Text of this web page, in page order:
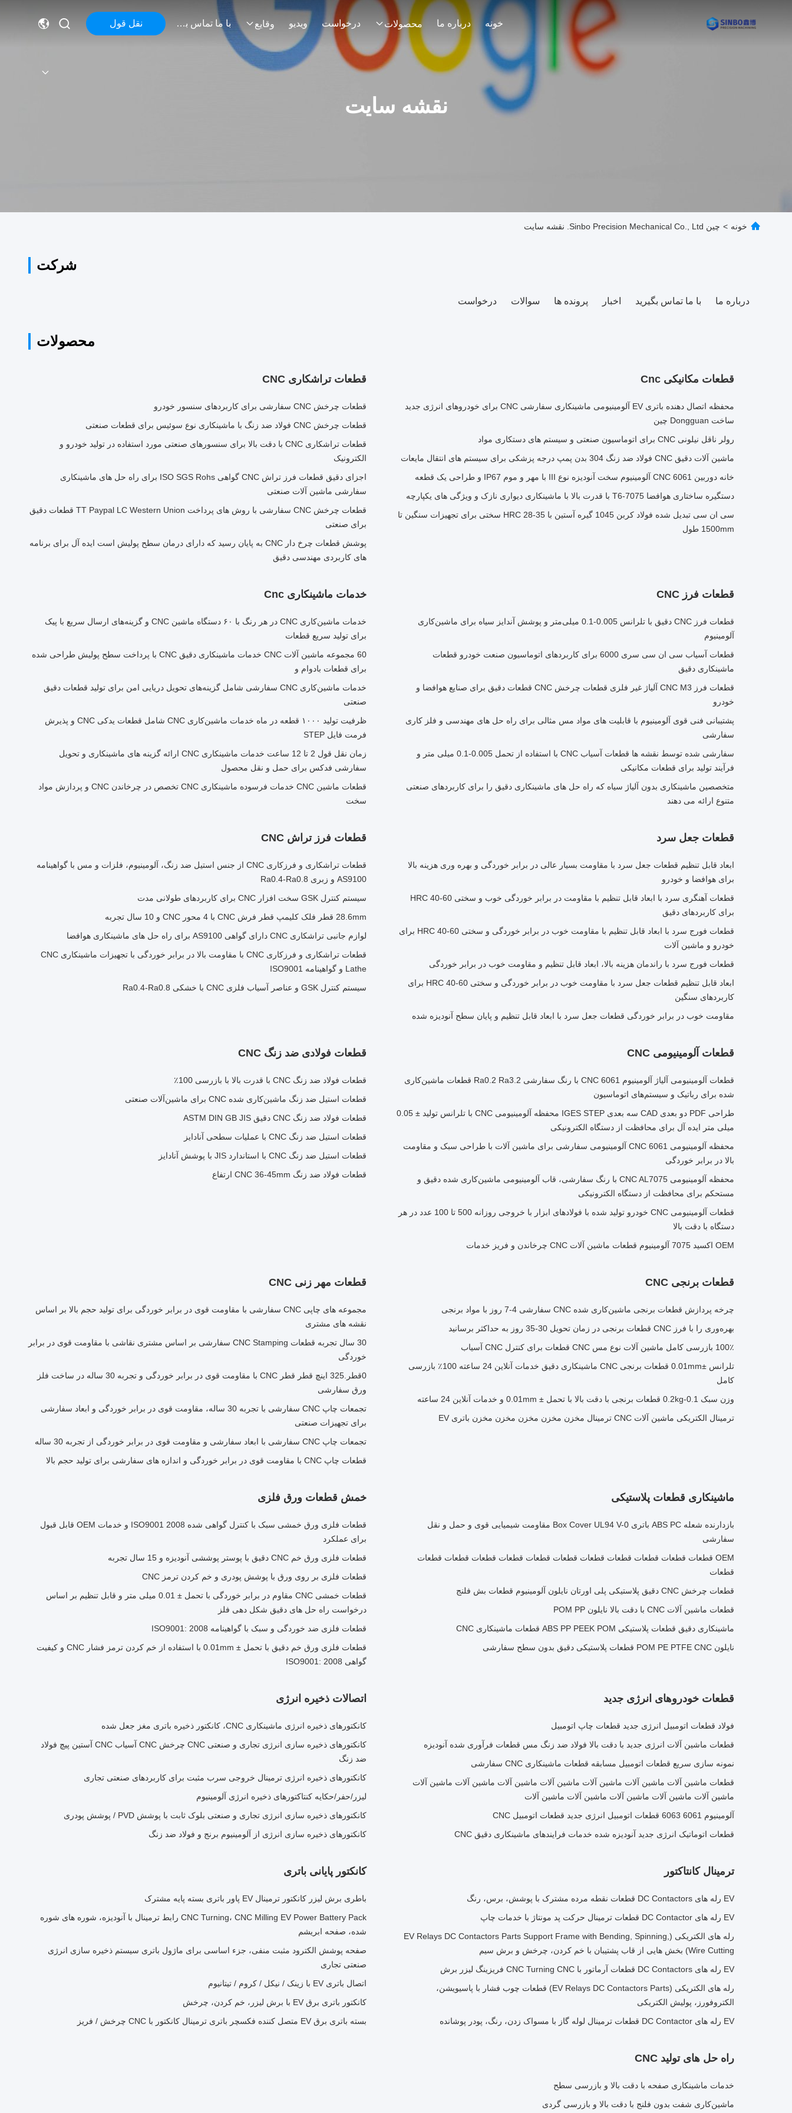
خونه درباره ما محصولات درخواست ویدیو وقایع با ما تماس بگیرید نقل قول
نقشه سایت
خونه > چین Sinbo Precision Mechanical Co., Ltd. نقشه سایت
شرکت
درباره ما با ما تماس بگیرید اخبار پرونده ها سوالات درخواست
محصولات
قطعات مکانیکی Cnc
محفظه اتصال دهنده باتری EV آلومینیومی ماشینکاری سفارشی CNC برای خودروهای انرژی جدید
ساخت Dongguan چین
رولر ناقل نیلونی CNC برای اتوماسیون صنعتی و سیستم های دستکاری مواد
ماشین آلات دقیق CNC فولاد ضد زنگ 304 بدن پمپ درجه پزشکی برای سیستم های انتقال مایعات
خانه دوربین CNC 6061 آلومینیوم سخت آنودیزه نوع III با مهر و موم IP67 و طراحی یک قطعه
دستگیره ساختاری هوافضا 7075-T6 با قدرت بالا با ماشینکاری دیواری نازک و ویژگی های یکپارچه
سی ان سی تبدیل شده فولاد کربن 1045 گیره آستین با HRC 28-35 سختی برای تجهیزات سنگین تا
1500mm طول
قطعات تراشکاری CNC
قطعات چرخش CNC سفارشی برای کاربردهای سنسور خودرو
قطعات چرخش CNC فولاد ضد زنگ با ماشینکاری نوع سوئیس برای قطعات صنعتی
قطعات تراشکاری CNC با دقت بالا برای سنسورهای صنعتی مورد استفاده در تولید خودرو و
الکترونیک
اجزای دقیق قطعات فرز تراش CNC گواهی ISO SGS Rohs برای راه حل های ماشینکاری
سفارشی ماشین آلات صنعتی
قطعات چرخش CNC سفارشی با روش های پرداخت TT Paypal LC Western Union قطعات دقیق
برای صنعتی
پوشش قطعات چرخ دار CNC به پایان رسید که دارای درمان سطح پولیش است ایده آل برای برنامه
های کاربردی مهندسی دقیق
قطعات فرز CNC
قطعات فرز CNC دقیق با تلرانس 0.005-0.1 میلی‌متر و پوشش آندایز سیاه برای ماشین‌کاری
آلومینیوم
قطعات آسیاب سی ان سی سری 6000 برای کاربردهای اتوماسیون صنعت خودرو قطعات
ماشینکاری دقیق
قطعات فرز CNC M3 آلیاژ غیر فلزی قطعات چرخش CNC قطعات دقیق برای صنایع هوافضا و
خودرو
پشتیبانی فنی قوی آلومینیوم با قابلیت های مواد مس مثالی برای راه حل های مهندسی و فلز کاری
سفارشی
سفارشی شده توسط نقشه ها قطعات آسیاب CNC با استفاده از تحمل 0.005-0.1 میلی متر و
فرآیند تولید برای قطعات مکانیکی
متخصصین ماشینکاری بدون آلیاژ سیاه که راه حل های ماشینکاری دقیق را برای کاربردهای صنعتی
متنوع ارائه می دهند
خدمات ماشینکاری Cnc
خدمات ماشین‌کاری CNC در هر رنگ با ۶۰ دستگاه ماشین CNC و گزینه‌های ارسال سریع با پیک
برای تولید سریع قطعات
60 مجموعه ماشین آلات CNC خدمات ماشینکاری دقیق CNC با پرداخت سطح پولیش طراحی شده
برای قطعات بادوام و
خدمات ماشین‌کاری CNC سفارشی شامل گزینه‌های تحویل دریایی امن برای تولید قطعات دقیق
صنعتی
ظرفیت تولید ۱۰۰۰ قطعه در ماه خدمات ماشین‌کاری CNC شامل قطعات یدکی CNC و پذیرش
فرمت فایل STEP
زمان نقل قول 2 تا 12 ساعت خدمات ماشینکاری CNC ارائه گزینه های ماشینکاری و تحویل
سفارشی فدکس برای حمل و نقل محصول
قطعات ماشین CNC خدمات فرسوده ماشینکاری CNC تخصص در چرخاندن CNC و پردازش مواد
سخت
قطعات جعل سرد
ابعاد قابل تنظیم قطعات جعل سرد با مقاومت بسیار عالی در برابر خوردگی و بهره وری هزینه بالا
برای هوافضا و خودرو
قطعات آهنگری سرد با ابعاد قابل تنظیم با مقاومت در برابر خوردگی خوب و سختی HRC 40-60
برای کاربردهای دقیق
قطعات فورج سرد با ابعاد قابل تنظیم با مقاومت خوب در برابر خوردگی و سختی HRC 40-60 برای
خودرو و ماشین آلات
قطعات فورج سرد با راندمان هزینه بالا، ابعاد قابل تنظیم و مقاومت خوب در برابر خوردگی
ابعاد قابل تنظیم قطعات جعل سرد با مقاومت خوب در برابر خوردگی و سختی HRC 40-60 برای
کاربردهای سنگین
مقاومت خوب در برابر خوردگی قطعات جعل سرد با ابعاد قابل تنظیم و پایان سطح آنودیزه شده
قطعات فرز تراش CNC
قطعات تراشکاری و فرزکاری CNC از جنس استیل ضد زنگ، آلومینیوم، فلزات و مس با گواهینامه
AS9100 و زبری Ra0.4-Ra0.8
سیستم کنترل GSK سخت افزار CNC برای کاربردهای طولانی مدت
28.6mm قطر فلک کلیمپ قطر فرش CNC با 4 محور CNC و 10 سال تجربه
لوازم جانبی تراشکاری CNC دارای گواهی AS9100 برای راه حل های ماشینکاری هوافضا
قطعات تراشکاری و فرزکاری CNC با مقاومت بالا در برابر خوردگی با تجهیزات ماشینکاری CNC
Lathe و گواهینامه ISO9001
سیستم کنترل GSK و عناصر آسیاب فلزی CNC با خشکی Ra0.4-Ra0.8
قطعات آلومینیومی CNC
قطعات آلومینیومی آلیاژ آلومینیوم 6061 CNC با رنگ سفارشی Ra0.2 Ra3.2 قطعات ماشین‌کاری
شده برای رباتیک و سیستم‌های اتوماسیون
طراحی PDF دو بعدی CAD سه بعدی IGES STEP محفظه آلومینیومی CNC با تلرانس تولید ± 0.05
میلی متر ایده آل برای محافظت از دستگاه الکترونیکی
محفظه آلومینیومی 6061 CNC آلومینیومی سفارشی برای ماشین آلات با طراحی سبک و مقاومت
بالا در برابر خوردگی
محفظه آلومینیومی CNC AL7075 با رنگ سفارشی، قاب آلومینیومی ماشین‌کاری شده دقیق و
مستحکم برای محافظت از دستگاه الکترونیکی
قطعات آلومینیومی CNC خودرو تولید شده با فولادهای ابزار با خروجی روزانه 500 تا 100 عدد در هر
دستگاه با دقت بالا
OEM اکسید 7075 آلومینیوم قطعات ماشین آلات CNC چرخاندن و فریز خدمات
قطعات فولادی ضد زنگ CNC
قطعات فولاد ضد زنگ CNC با قدرت بالا با بازرسی 100٪
قطعات استیل ضد زنگ ماشین‌کاری شده CNC برای ماشین‌آلات صنعتی
قطعات فولاد ضد زنگ CNC دقیق ASTM DIN GB JIS
قطعات استیل ضد زنگ CNC با عملیات سطحی آنادایز
قطعات استیل ضد زنگ CNC با استاندارد JIS با پوشش آنادایز
قطعات فولاد ضد زنگ CNC 36-45mm ارتفاع
قطعات برنجی CNC
چرخه پردازش قطعات برنجی ماشین‌کاری شده CNC سفارشی 4-7 روز با مواد برنجی
بهره‌وری را با فرز CNC قطعات برنجی در زمان تحویل 30-35 روز به حداکثر برسانید
100٪ بازرسی کامل ماشین آلات نوع مس CNC قطعات برای کنترل CNC آسیاب
تلرانس ±0.01mm قطعات برنجی CNC ماشینکاری دقیق خدمات آنلاین 24 ساعته 100٪ بازرسی
کامل
وزن سبک 0.1-0.2kg قطعات برنجی با دقت بالا با تحمل ± 0.01mm و خدمات آنلاین 24 ساعته
ترمینال الکتریکی ماشین آلات CNC ترمینال مخزن مخزن مخزن مخزن مخزن باتری EV
قطعات مهر زنی CNC
مجموعه های چاپی CNC سفارشی با مقاومت قوی در برابر خوردگی برای تولید حجم بالا بر اساس
نقشه های مشتری
30 سال تجربه قطعات CNC Stamping سفارشی بر اساس مشتری نقاشی با مقاومت قوی در برابر
خوردگی
0قطر.325 اینچ قطر قطر CNC با مقاومت قوی در برابر خوردگی و تجربه 30 ساله در ساخت فلز
ورق سفارشی
تجمعات چاپ CNC سفارشی با تجربه 30 ساله، مقاومت قوی در برابر خوردگی و ابعاد سفارشی
برای تجهیزات صنعتی
تجمعات چاپ CNC سفارشی با ابعاد سفارشی و مقاومت قوی در برابر خوردگی از تجربه 30 ساله
قطعات چاپ CNC با مقاومت قوی در برابر خوردگی و اندازه های سفارشی برای تولید حجم بالا
ماشینکاری قطعات پلاستیکی
بازدارنده شعله ABS PC باتری Box Cover UL94 V-0 مقاومت شیمیایی قوی و حمل و نقل
سفارشی
OEM قطعات قطعات قطعات قطعات قطعات قطعات قطعات قطعات قطعات قطعات قطعات
قطعات
قطعات چرخش CNC دقیق پلاستیکی پلی اورتان نایلون آلومینیوم قطعات بش فلنج
قطعات ماشین آلات CNC با دقت بالا نایلون POM PP
ماشینکاری دقیق قطعات پلاستیکی ABS PP PEEK POM قطعات ماشینکاری CNC
نایلون POM PE PTFE CNC قطعات پلاستیکی دقیق بدون سطح سفارشی
خمش قطعات ورق فلزی
قطعات فلزی ورق خمشی سبک با کنترل گواهی شده ISO9001 2008 و خدمات OEM قابل قبول
برای عملکرد
قطعات فلزی ورق خم CNC دقیق با پوستر پوششی آنودیزه و 15 سال تجربه
قطعات فلزی بر روی ورق با پوشش پودری و خم کردن ترمز CNC
قطعات خمشی CNC مقاوم در برابر خوردگی با تحمل ± 0.01 میلی متر و قابل تنظیم بر اساس
درخواست راه حل های دقیق شکل دهی فلز
قطعات فلزی ضد خوردگی و سبک با گواهینامه ISO9001: 2008
قطعات فلزی ورق خم دقیق با تحمل ± 0.01mm با استفاده از خم کردن ترمز فشار CNC و کیفیت
گواهی ISO9001: 2008
قطعات خودروهای انرژی جدید
فولاد قطعات اتومبیل انرژی جدید قطعات چاپ اتومبیل
قطعات ماشین آلات انرژی جدید با دقت بالا فولاد ضد زنگ مس قطعات فرآوری شده آنودیزه
نمونه سازی سریع قطعات اتومبیل مسابقه قطعات ماشینکاری CNC سفارشی
قطعات ماشین آلات ماشین آلات ماشین آلات ماشین آلات ماشین آلات ماشین آلات ماشین آلات
ماشین آلات ماشین آلات ماشین آلات ماشین آلات ماشین آلات
آلومینیوم 6061 6063 قطعات اتومبیل انرژی جدید قطعات اتومبیل CNC
قطعات اتوماتیک انرژی جدید آنودیزه شده خدمات فرایندهای ماشینکاری دقیق CNC
اتصالات ذخیره انرژی
کانکتورهای ذخیره انرژی ماشینکاری CNC، کانکتور ذخیره باتری مغز جعل شده
کانکتورهای ذخیره سازی انرژی تجاری و صنعتی CNC چرخش CNC آسیاب CNC آستین پیچ فولاد
ضد زنگ
کانکتورهای ذخیره انرژی ترمینال خروجی سرب مثبت برای کاربردهای صنعتی تجاری
ليزر/حفر/حکايه کنتاکتورهای ذخیره انرژی آلومينيوم
کانکتورهای ذخیره سازی انرژی تجاری و صنعتی بلوک ثابت با پوشش PVD / پوشش پودری
کانکتورهای ذخیره سازی انرژی از آلومینیوم برنج و فولاد ضد زنگ
ترمینال کانتاکتور
EV رله های DC Contactors قطعات نقطه مرده مشترک با پوشش، برس، رنگ
EV رله های DC Contactor قطعات ترمینال حرکت پد مونتاژ با خدمات چاپ
رله های الکتریکی (EV Relays DC Contactors Parts Support Frame with Bending, Spinning,
Wire Cutting) بخش هایی از قاب پشتیبان با خم کردن، چرخش و برش سیم
EV رله های DC Contactors قطعات آرماتور با CNC Turning CNC فریزینگ لیزر برش
رله های الکتریکی (EV Relays DC Contactors Parts) قطعات چوب فشار با پاسیویشن،
الکتروفورز، پولیش الکتریکی
EV رله های DC Contactor قطعات ترمینال لوله گاز با مسواک زدن، رنگ، پودر پوشانده
کانکتور پایانی باتری
باطری برش لیزر کانکتور ترمینال EV پاور باتری بسته پایه مشترک
CNC Turning، CNC Milling EV Power Battery Pack رابط ترمینال با آنودیزه، شوره های شوره
شده، صفحه ابریشم
صفحه پوشش الکترود مثبت منفی، جزء اساسی برای ماژول باتری سیستم ذخیره سازی انرژی
صنعتی تجاری
اتصال باتری EV با زینک / نیکل / کروم / تیتانیوم
کانکتور باتری برق EV با برش لیزر، خم کردن، چرخش
بسته باتری برق EV متصل کننده فکسچر باتری ترمینال کانکتور با CNC چرخش / فریز
راه حل های تولید CNC
خدمات ماشینکاری صفحه با دقت بالا و بازرسی سطح
ماشین‌کاری شفت بدون فلنج با دقت بالا و بازرسی گردی